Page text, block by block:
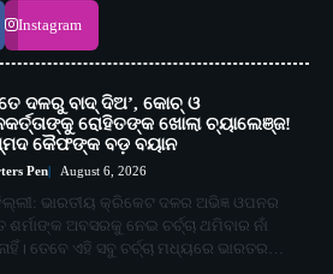
Instagram
ଦଳରୁ ବାଦ୍ ଦିଅ’, କୋଚ୍ ଓ
ରୋହିତଙ୍କ ଖୋଲା ଚ୍ୟାଲେଞ୍ଜ!
କୈଫଙ୍କ ବଡ଼ ବୟାନ
Pen August 6, 2026
ଭାରତୀୟ କ୍ରିକେଟ ଦଳର ଅଭିଜ୍ଞ ଓପନର
ଶର୍ମାଙ୍କ ଅବସରକୁ ନେଇ ଚର୍ଚ୍ଚା ଥମିବାର ନାଁ
ତେବେ ଏହି ସବୁ ଚର୍ଚ୍ଚା ମଧ୍ୟରେ ଭାରତର…